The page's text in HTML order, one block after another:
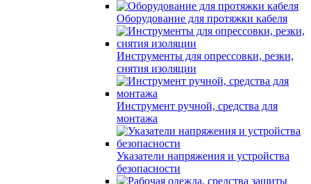
Оборудование для протяжки кабеля
Инструменты для опрессовки, резки,
снятия изоляции
Инструмент ручной, средства для
монтажа
Указатели напряжения и устройства
безопасности